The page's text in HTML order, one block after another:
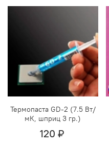
Термопаста GD-2 (7.5 Вт/
мК, шприц 3 гр.)
120 ₽